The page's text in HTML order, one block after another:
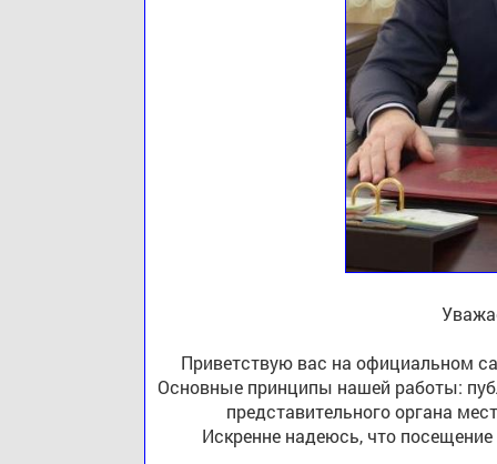
Приветствую вас на официальном
Основные принципы нашей работы:
представительного органа
Искренне надеюсь, что